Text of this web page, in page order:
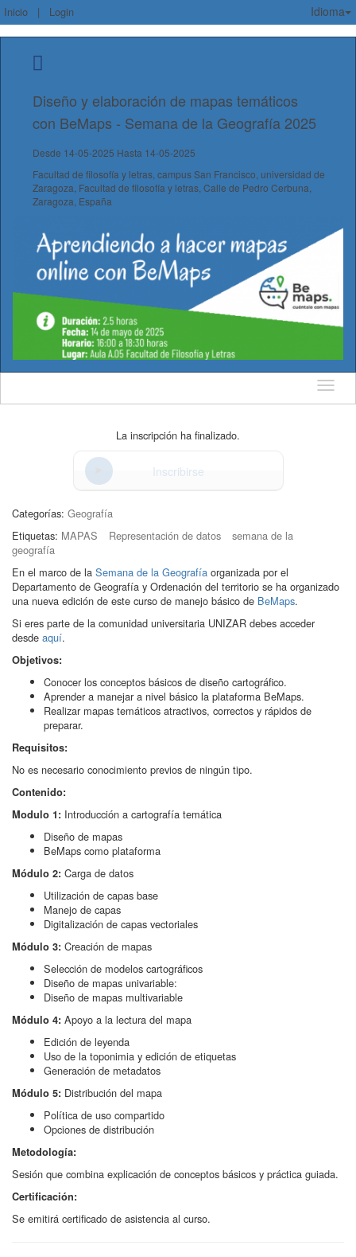
Inicio | Login Idioma
Diseño y elaboración de mapas temáticos
con BeMaps - Semana de la Geografía 2025
Desde 14-05-2025 Hasta 14-05-2025
Facultad de filosofía y letras, campus San Francisco, universidad de
Zaragoza, Facultad de filosofía y letras, Calle de Pedro Cerbuna,
Zaragoza, España
Idioma
La inscripción ha finalizado.
Inscribirse
Categorías: Geografía
Etiquetas: MAPAS Representación de datos
semana de la
geografía
En el marco de la Semana de la Geografía organizada por el
Departamento de Geografía y Ordenación del territorio se ha organizado
una nueva edición de este curso de manejo básico de BeMaps.
Si eres parte de la comunidad universitaria UNIZAR debes acceder
desde aquí.
Objetivos:
Conocer los conceptos básicos de diseño cartográfico.
Aprender a manejar a nivel básico la plataforma BeMaps.
Realizar mapas temáticos atractivos, correctos y rápidos de
preparar.
Requisitos:
No es necesario conocimiento previos de ningún tipo.
Contenido:
Modulo 1: Introducción a cartografía temática
Diseño de mapas
BeMaps como plataforma
Módulo 2: Carga de datos
Utilización de capas base
Manejo de capas
Digitalización de capas vectoriales
Módulo 3: Creación de mapas
Selección de modelos cartográficos
Diseño de mapas univariable:
Diseño de mapas multivariable
Módulo 4: Apoyo a la lectura del mapa
Edición de leyenda
Uso de la toponimia y edición de etiquetas
Generación de metadatos
Módulo 5: Distribución del mapa
Política de uso compartido
Opciones de distribución
Metodología:
Sesión que combina explicación de conceptos básicos y práctica guiada.
Certificación:
Se emitirá certificado de asistencia al curso.